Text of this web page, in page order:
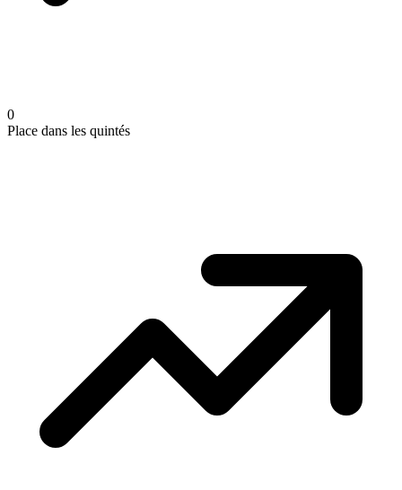
0
Place dans les quintés